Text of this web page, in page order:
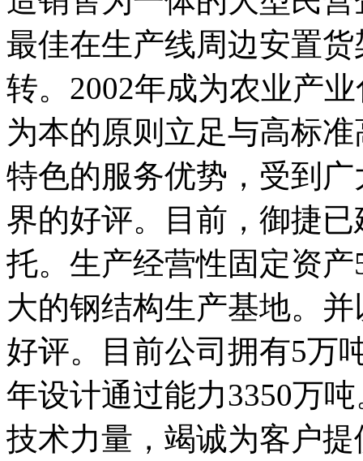
最佳在生产线周边安置
转。2002年成为农业产
为本的原则立足与高标
特色的服务优势，受到
界的好评。目前，御捷
托。生产经营性固定资
大的钢结构生产基地。
好评。目前公司拥有5万
年设计通过能力3350万
技术力量，竭诚为客户